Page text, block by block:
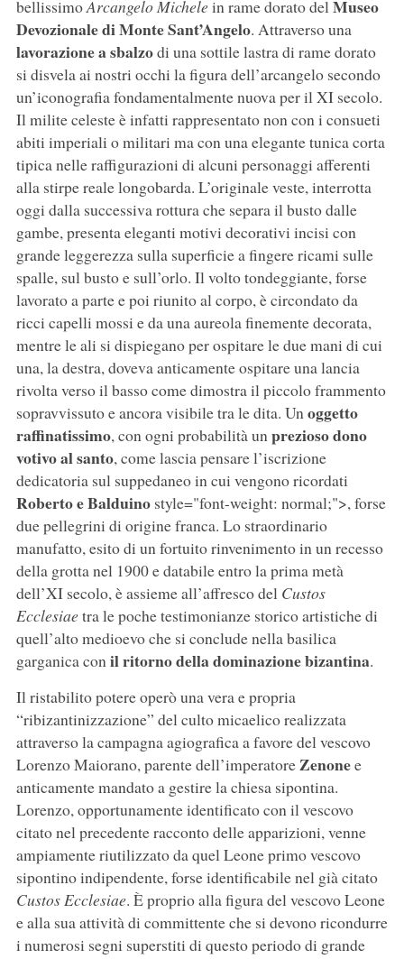
bellissimoArcangelo Michelein rame dorato delMuseo
Devozionale di Monte Sant’Angelo. Attraverso una
lavorazione a sbalzodi una sottile lastra di rame dorato
si disvela ai nostri occhi la figura dell’arcangelo secondo
un’iconografia fondamentalmente nuova per il XI secolo.
Il milite celeste è infatti rappresentato non con i consueti
abiti imperiali o militari ma con una elegante tunica corta
tipica nelle raffigurazioni di alcuni personaggi afferenti
alla stirpe reale longobarda. L’originale veste, interrotta
oggi dalla successiva rottura che separa il busto dalle
gambe, presenta eleganti motivi decorativi incisi con
grande leggerezza sulla superficie a fingere ricami sulle
spalle, sul busto e sull’orlo. Il volto tondeggiante, forse
lavorato a parte e poi riunito al corpo, è circondato da
ricci capelli mossi e da una aureola finemente decorata,
mentre le ali si dispiegano per ospitare le due mani di cui
una, la destra, doveva anticamente ospitare una lancia
rivolta verso il basso come dimostra il piccolo frammento
sopravvissuto e ancora visibile tra le dita. Unoggetto
raffinatissimo, con ogni probabilità unprezioso dono
votivo al santo, come lascia pensare l’iscrizione
dedicatoria sul suppedaneo in cui vengono ricordati
Roberto e Balduinostyle="font-weight: normal;">, forse
due pellegrini di origine franca. Lo straordinario
manufatto, esito di un fortuito rinvenimento in un recesso
della grotta nel 1900 e databile entro la prima metà
dell’XI secolo, è assieme all’affresco del Custos
Ecclesiaetra le poche testimonianze storico artistiche di
quell’alto medioevo che si conclude nella basilica
garganica conil ritorno della dominazione bizantina.
Il ristabilito potere operò una vera e propria
“ribizantinizzazione” del culto micaelico realizzata
attraverso la campagna agiografica a favore del vescovo
Lorenzo Maiorano, parente dell’imperatoreZenonee
anticamente mandato a gestire la chiesa sipontina.
Lorenzo, opportunamente identificato con il vescovo
citato nel precedente racconto delle apparizioni, venne
ampiamente riutilizzato da quel Leone primo vescovo
sipontino indipendente, forse identificabile nel già citato
Custos Ecclesiae. È proprio alla figura del vescovo Leone
e alla sua attività di committente che si devono ricondurre
i numerosi segni superstiti di questo periodo di grande